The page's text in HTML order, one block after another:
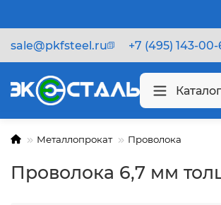
sale@pkfsteel.ru +7 (495) 143-00-
Каталог
Металлопрокат Проволока
Проволока 6,7 мм